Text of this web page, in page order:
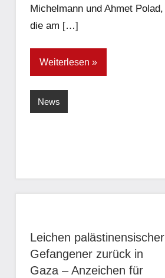
Michelmann und Ahmet Polad,
die am […]
Weiterlesen
News
Leichen palästinensischer
Gefangener zurück in
Gaza – Anzeichen für